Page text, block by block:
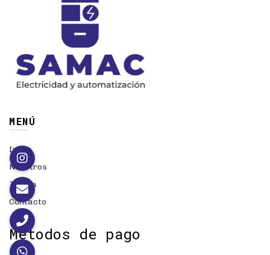
MENÚ
Inicio
Nosotros
Tienda
Contacto
Métodos de pago